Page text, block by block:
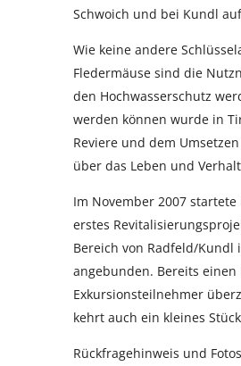
Schwoich und bei Kundl
Wie keine andere
Fledermäuse sind die
den Hochwasserschutz
werden können wurde in
Reviere und dem
über das Leben und
Im November 2007
erstes
Bereich von Radfeld/
angebunden. Bereits
Exkursionsteilnehmer
kehrt auch ein kleines
Rückfragehinweis und